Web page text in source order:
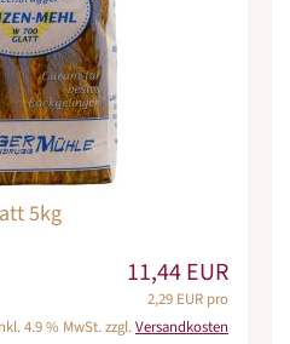
5kg
11,44 EUR
2,29 EUR pro
4.9 % MwSt. zzgl.Versandkosten